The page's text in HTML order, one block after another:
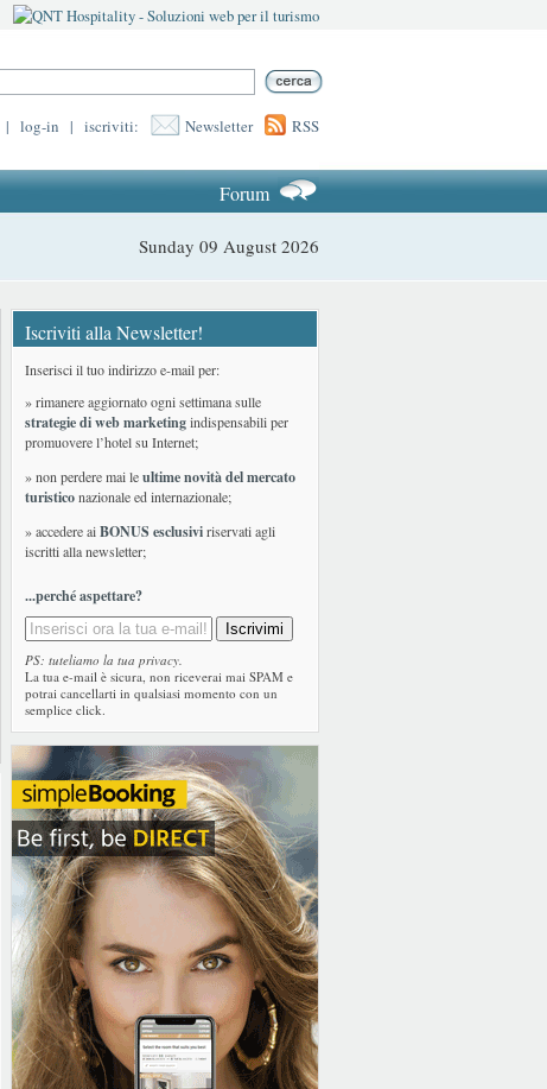
| log-in | iscriviti: Newsletter RSS
Forum
Sunday 09 August 2026
Iscriviti alla Newsletter!
Inserisci il tuo indirizzo e-mail per:
» rimanere aggiornato ogni settimana sulle
strategie di web marketingindispensabili per
promuovere l’hotel su Internet;
» non perdere mai leultime novità del mercato
turisticonazionale ed internazionale;
» accedere aiBONUS esclusiviriservati agli
iscritti alla newsletter;
...perché aspettare?
PS: tuteliamo la tua privacy.
La tua e-mail è sicura, non riceverai mai SPAM e
potrai cancellarti in qualsiasi momento con un
semplice click.